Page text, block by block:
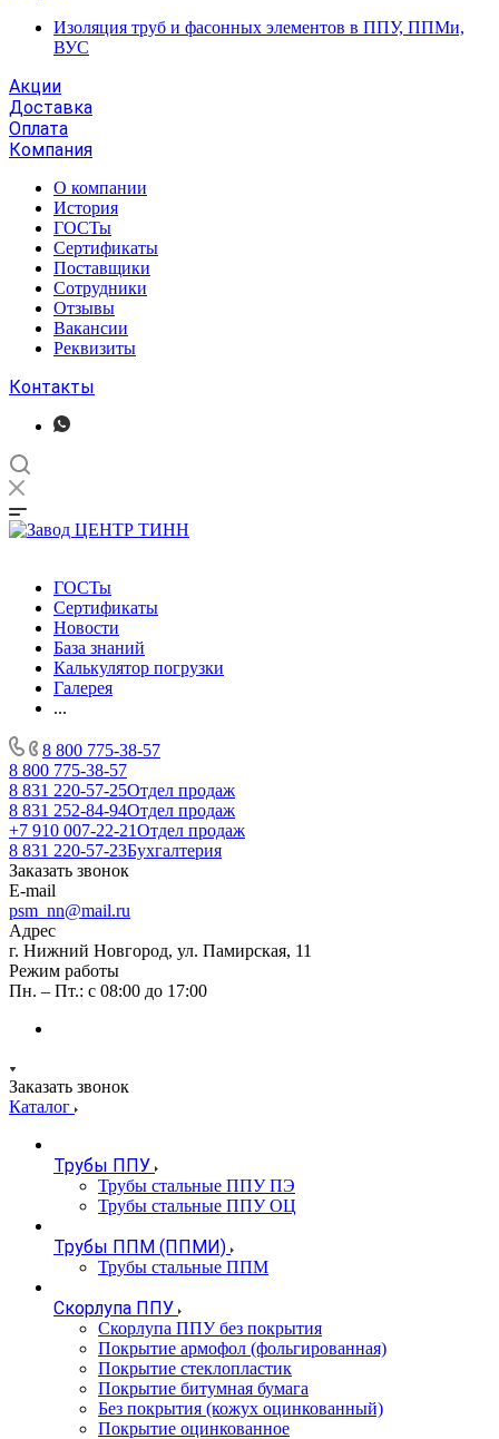
Изоляция труб и фасонных элементов в ППУ, ППМи,
ВУС
Акции
Доставка
Оплата
Компания
О компании
История
ГОСТы
Сертификаты
Поставщики
Сотрудники
Отзывы
Вакансии
Реквизиты
Контакты
ГОСТы
Сертификаты
Новости
База знаний
Калькулятор погрузки
Галерея
...
8 800 775-38-57
8 800 775-38-57
8 831 220-57-25Отдел продаж
8 831 252-84-94Отдел продаж
+7 910 007-22-21Отдел продаж
8 831 220-57-23Бухгалтерия
Заказать звонок
E-mail
psm_nn@mail.ru
Адрес
г. Нижний Новгород, ул. Памирская, 11
Режим работы
Пн. – Пт.: с 08:00 до 17:00
Заказать звонок
Каталог
Трубы ППУ
Трубы стальные ППУ ПЭ
Трубы стальные ППУ ОЦ
Трубы ППМ (ППМИ)
Трубы стальные ППМ
Скорлупа ППУ
Скорлупа ППУ без покрытия
Покрытие армофол (фольгированная)
Покрытие стеклопластик
Покрытие битумная бумага
Без покрытия (кожух оцинкованный)
Покрытие оцинкованное